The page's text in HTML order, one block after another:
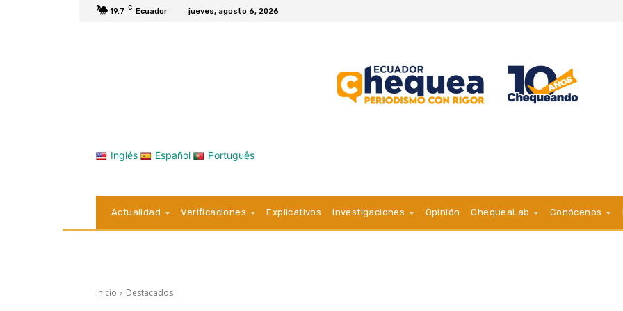
19.7 C Ecuador jueves, agosto 6, 2026
Inglés Español Português
Actualidad Verificaciones Explicativos Investigaciones Opinión ChequeaLab Conócenos
Inicio Destacados